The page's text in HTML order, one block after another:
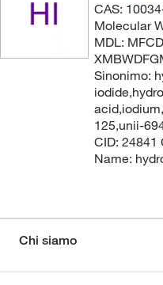
CAS:
Molecular
MDL:
Sinonimo:
125,unii-
CID: 24841
Name:
Chi siamo